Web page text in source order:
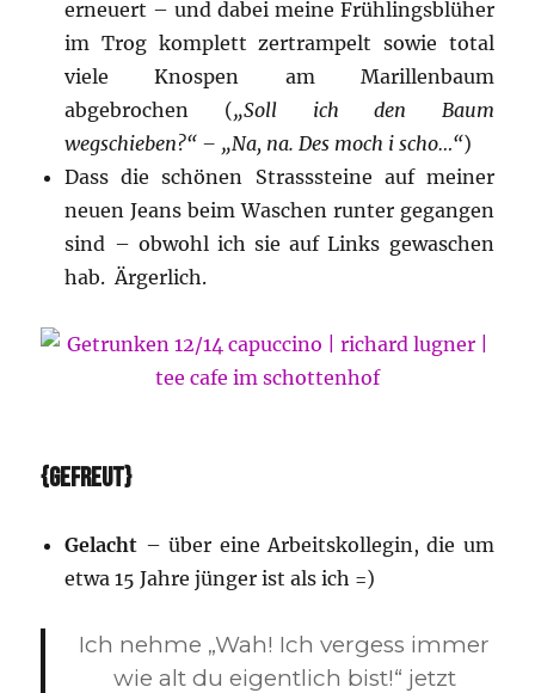
erneuert – und dabei meine Frühlingsblüher
im Trog komplett zertrampelt sowie total
viele Knospen am Marillenbaum
abgebrochen („Soll ich den Baum
wegschieben?“ – „Na, na. Des moch i scho…“)
Dass die schönen Strasssteine auf meiner
neuen Jeans beim Waschen runter gegangen
sind – obwohl ich sie auf Links gewaschen
hab. Ärgerlich.
{GEFREUT}
Gelacht – über eine Arbeitskollegin, die um
etwa 15 Jahre jünger ist als ich =)
Ich nehme „Wah! Ich vergess immer
wie alt du eigentlich bist!“ jetzt